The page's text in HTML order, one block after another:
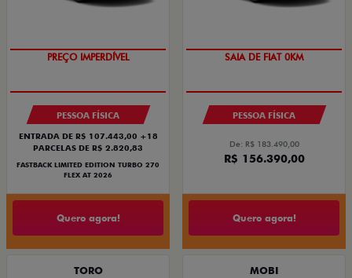
COM USADO NA TROCA
PESSOA FÍSICA
ENTRADA DE R$ 107.443,00 +18
PARCELAS DE R$ 2.820,83
FASTBACK LIMITED EDITION TURBO 270
FLEX AT 2026
Quero agora!
PREÇO IMPERDÍVEL
PESSOA FÍSICA
De: R$ 183.490,00
R$ 156.390,00
Quero agora!
TORO MOBI